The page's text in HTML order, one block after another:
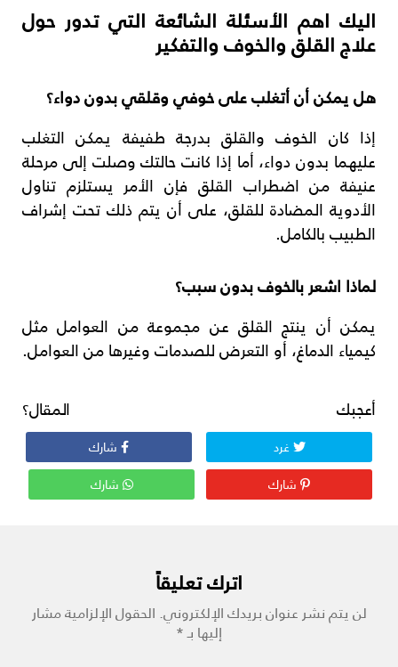
اليك اهم الأسئلة الشائعة التي تدور حول
علاج القلق والخوف والتفكير
هل يمكن أن أتغلب على خوفي وقلقي بدون دواء؟
إذا كان الخوف والقلق بدرجة طفيفة يمكن التغلب
عليهما بدون دواء، أما إذا كانت حالتك وصلت إلى مرحلة
عنيفة من اضطراب القلق فإن الأمر يستلزم تناول
الأدوية المضادة للقلق، على أن يتم ذلك تحت إشراف
الطبيب بالكامل.
لماذا اشعر بالخوف بدون سبب؟
يمكن أن ينتج القلق عن مجموعة من العوامل مثل
كيمياء الدماغ، أو التعرض للصدمات وغيرها من العوامل.
أعجبك المقال؟
غرد
شارك
شارك
شارك
اترك تعليقاً
لن يتم نشر عنوان بريدك الإلكتروني.الحقول الإلزامية مشار
إليها بـ*